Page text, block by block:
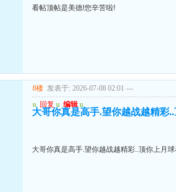
看帖顶帖是美德!您辛苦啦!
8楼 发表于: 2026-07-08 02:01 ---
u 回复 u 编辑 u
大哥你真是高手.望你越战越精彩
大哥你真是高手.望你越战越精彩..顶你上月